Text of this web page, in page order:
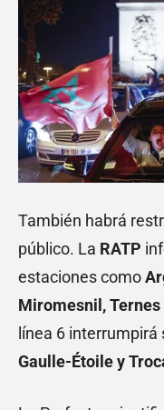
También habrá
público. La RATP
estaciones como
Miromesnil,
línea 6 interrumpirá
Gaulle-Étoile y